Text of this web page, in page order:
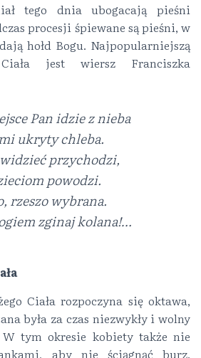
tego dnia ubogacają pieśni
procesji śpiewane są pieśni, w
hołd Bogu. Najpopularniejszą
jest wiersz Franciszka
Pan idzie z nieba
ukryty chleba.
przychodzi,
powodzi.
rzeszo wybrana.
zginaj kolana!…
Ciała rozpoczyna się oktawa,
była za czas niezwykły i wolny
tym okresie kobiety także nie
aby nie ściągnąć burz.